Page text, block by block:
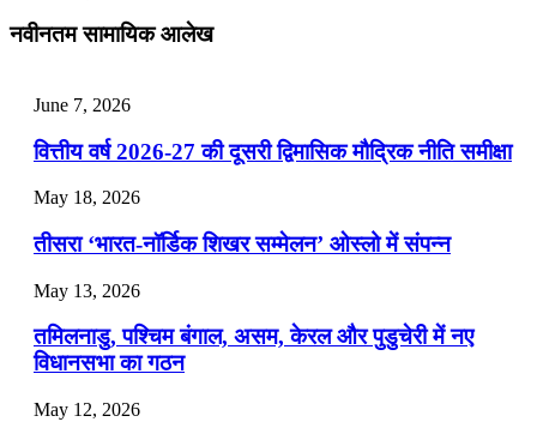
नवीनतम सामायिक आलेख
June 7, 2026
वित्तीय वर्ष 2026-27 की दूसरी द्विमासिक मौद्रिक नीति समीक्षा
May 18, 2026
तीसरा ‘भारत-नॉर्डिक शिखर सम्मेलन’ ओस्लो में संपन्न
May 13, 2026
तमिलनाडु, पश्चिम बंगाल, असम, केरल और पुडुचेरी में नए
विधानसभा का गठन
May 12, 2026